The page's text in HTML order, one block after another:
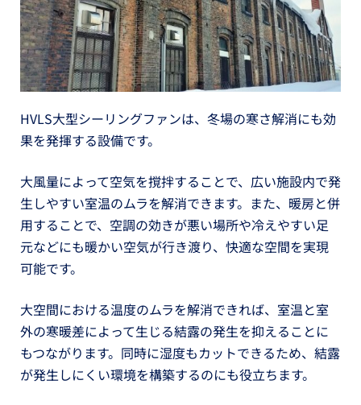
HVLS大型シーリングファンは、冬場の寒さ解消にも効
果を発揮する設備です。
大風量によって空気を撹拌することで、広い施設内で発
生しやすい室温のムラを解消できます。また、暖房と併
用することで、空調の効きが悪い場所や冷えやすい足
元などにも暖かい空気が行き渡り、快適な空間を実現
可能です。
大空間における温度のムラを解消できれば、室温と室
外の寒暖差によって生じる結露の発生を抑えることに
もつながります。同時に湿度もカットできるため、結露
が発生しにくい環境を構築するのにも役立ちます。